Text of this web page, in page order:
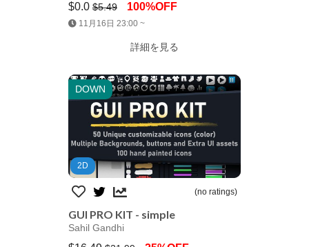
$0.0 $5.49 100%OFF
11月16日 23:00 ~
詳細を見る
DOWN
Jump AssetStore
2D
(no ratings)
GUI PRO KIT - simple
Sahil Gandhi